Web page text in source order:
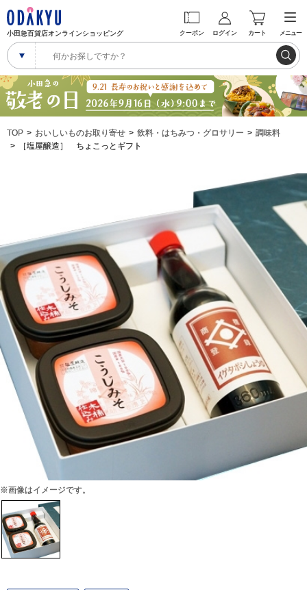
小田急百貨店オンラインショッピング クーポン ログイン カート メニュー
TOP おいしいものお取り寄せ 飲料・はちみつ・グロサリー
調味料
［塩屋醸造］ ちょこっとギフト
※画像はイメージです。